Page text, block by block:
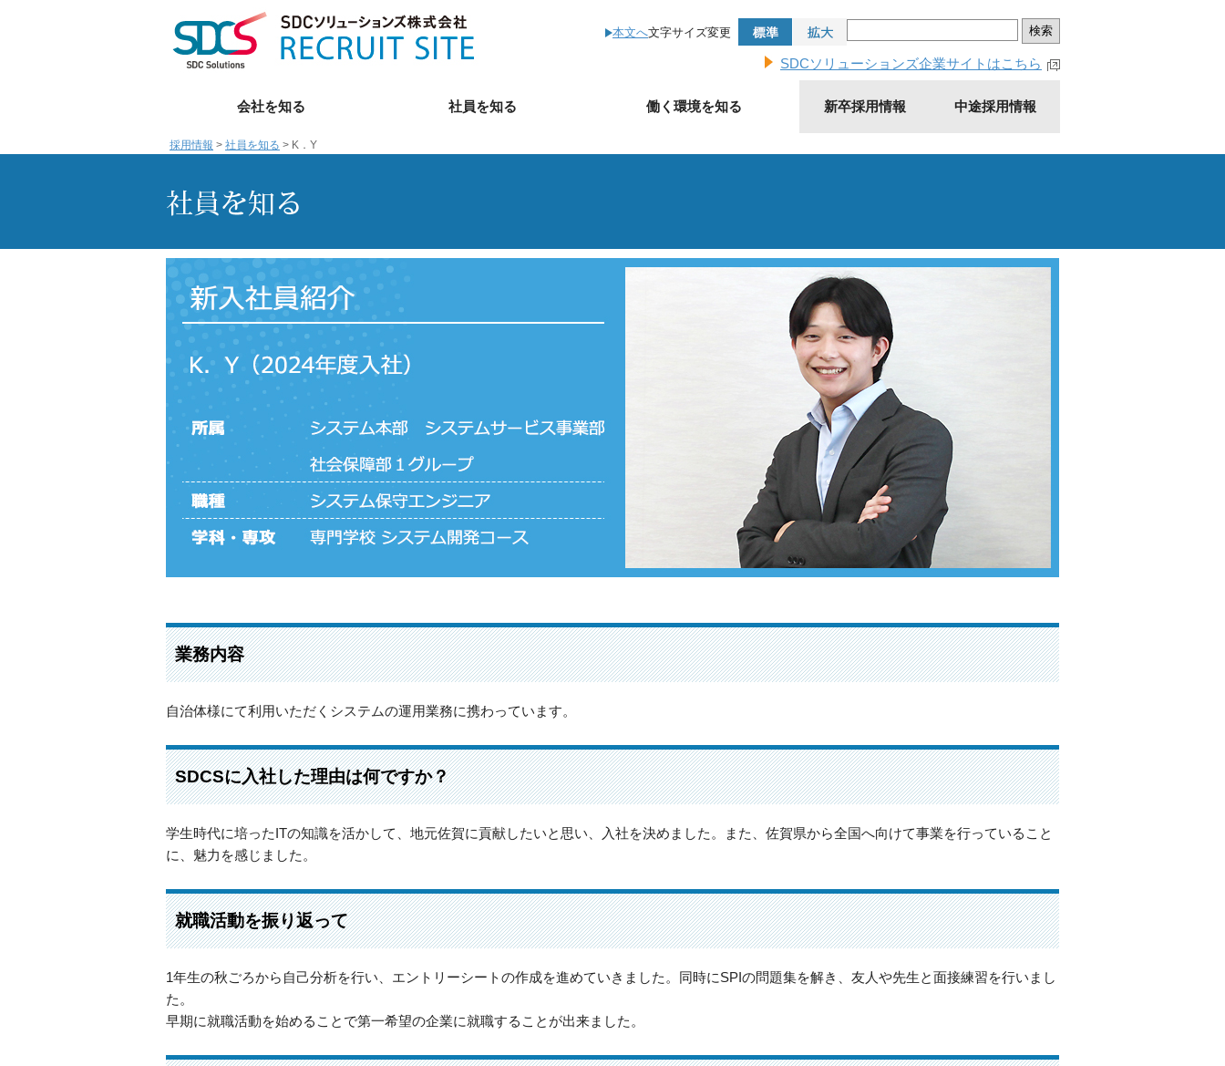
本文へ文字サイズ変更
SDCソリューションズ企業サイトはこちら
会社を知る 社員を知る 働く環境を知る 新卒採用情報 中途採用情報
採用情報 > 社員を知る > K．Y
業務内容
自治体様にて利用いただくシステムの運用業務に携わっています。
SDCSに入社した理由は何ですか？
学生時代に培ったITの知識を活かして、地元佐賀に貢献したいと思い、入社を決めました。また、佐賀県から全国へ向けて事業を行っていること
に、魅力を感じました。
就職活動を振り返って
1年生の秋ごろから自己分析を行い、エントリーシートの作成を進めていきました。同時にSPIの問題集を解き、友人や先生と面接練習を行いまし
た。
早期に就職活動を始めることで第一希望の企業に就職することが出来ました。